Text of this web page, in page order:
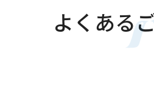
よくある